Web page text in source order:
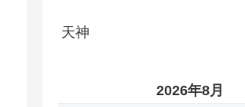
天神
2026年8月